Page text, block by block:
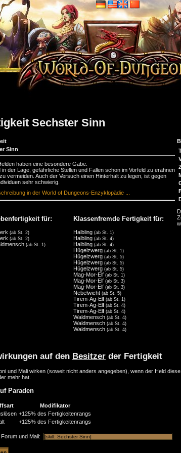
Sechster Sinn
Sinn
haben eine besondere Gabe.
in der Lage, gefährliche Stellen und Fallen schon im Vorfeld zu erahnen
vermeiden. Auch der Versuch einen Hinterhalt zu legen, ist gegen
sehr schwierig.
in der World of Dungeons-Enzyklopädie ...
für:
(ab St. 2)
(ab St. 2)
(ab St. 1)
Klassenfremde Fertigkeit für:
Halbling (ab St. 1)
Halbling (ab St. 4)
Halbling (ab St. 4)
Hügelzwerg (ab St. 1)
Hügelzwerg (ab St. 5)
Hügelzwerg (ab St. 5)
Hügelzwerg (ab St. 5)
Mag-Mor-Elf (ab St. 1)
Mag-Mor-Elf (ab St. 3)
Mag-Mor-Elf (ab St. 3)
Nebelwicht (ab St. 5)
Tirem-Ag-Elf (ab St. 1)
Tirem-Ag-Elf (ab St. 4)
Tirem-Ag-Elf (ab St. 4)
Waldmensch (ab St. 4)
Waldmensch (ab St. 4)
Waldmensch (ab St. 4)
auf den Besitzer der Fertigkeit
und Mali wirken (soweit nicht anders angegeben), wenn der Held
mehr hat.
Paraden
Modifikator
+125% des Fertigkeitenrangs
+125% des Fertigkeitenrangs
Forum und Mail: